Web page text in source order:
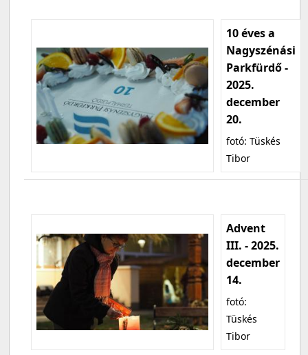
10 éves a
Nagyszénási
Parkfürdő -
2025.
december
20.
fotó: Tüskés
Tibor
Advent
III. - 2025.
december
14.
fotó:
Tüskés
Tibor